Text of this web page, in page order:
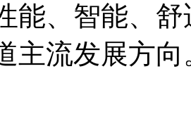
能、智能、
主流发展方向